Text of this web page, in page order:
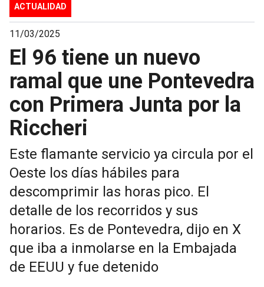
ACTUALIDAD
11/03/2025
El 96 tiene un nuevo
ramal que une Pontevedra
con Primera Junta por la
Riccheri
Este flamante servicio ya circula por el
Oeste los días hábiles para
descomprimir las horas pico. El
detalle de los recorridos y sus
horarios. Es de Pontevedra, dijo en X
que iba a inmolarse en la Embajada
de EEUU y fue detenido